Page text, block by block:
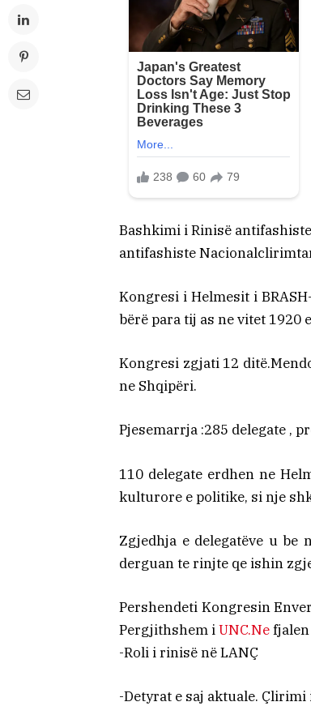
Bashkimi i Rinisë
antifashiste
Kongresi i Helmesit i
bërë para tij as ne vitet 1920
Kongresi zgjati 12
ne Shqipëri.
Pjesemarrja :285 delegate ,
110 delegate erdhen ne
kulturore e politike, si nje
Zgjedhja e delegatëve u be
derguan te rinjte qe ishin
Pershendeti Kongresin
Pergjithshem iUNC.Ne
-Roli i rinisë në LANÇ
-Detyrat e saj aktuale.